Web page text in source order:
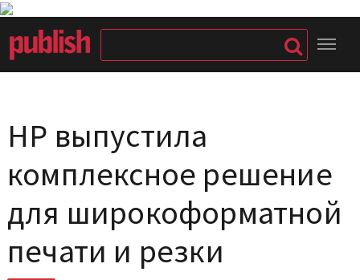
HP выпустила
комплексное решение
для широкоформатной
печати и резки